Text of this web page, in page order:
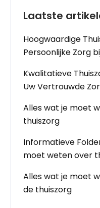
Laatste
Hoogwaardige
Persoonlijke Zorg
Kwalitatieve
Uw Vertrouwde
Alles wat je moet
thuiszorg
Informatieve
moet weten over
Alles wat je moet
de thuiszorg